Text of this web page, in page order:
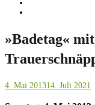
»Badetag«
4. Mai 201314. Juli 2021